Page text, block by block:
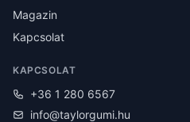
Magazin
Kapcsolat
KAPCSOLAT
+36 1 280 6567
info@taylorgumi.hu